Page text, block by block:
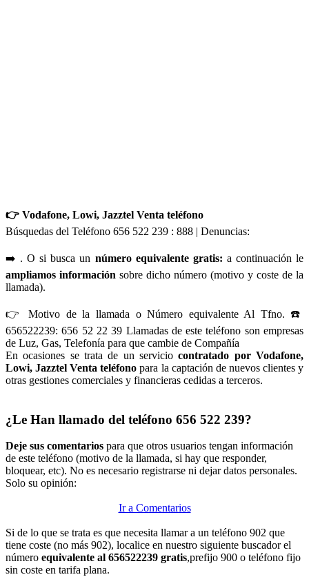
👉 Vodafone, Lowi, Jazztel Venta teléfono
Búsquedas del Teléfono 656 522 239 : 888 | Denuncias:
➡️ . O si busca un número equivalente gratis: a continuación le
ampliamos información sobre dicho número (motivo y coste de la
llamada).
👉 Motivo de la llamada o Número equivalente Al Tfno. ☎️
656522239: 656 52 22 39 Llamadas de este teléfono son empresas
de Luz, Gas, Telefonía para que cambie de Compañía
En ocasiones se trata de un serviciocontratado por Vodafone,
Lowi, Jazztel Venta teléfonopara la captación de nuevos clientes y
otras gestiones comerciales y financieras cedidas a terceros.
¿Le Han llamado del teléfono 656 522 239?
Deje sus comentarios para que otros usuarios tengan información
de este teléfono (motivo de la llamada, si hay que responder,
bloquear, etc). No es necesario registrarse ni dejar datos personales.
Solo su opinión:
Ir a Comentarios
Si de lo que se trata es que necesita llamar a un teléfono 902 que
tiene coste (no más 902), localice en nuestro siguiente buscador el
número equivalente al 656522239 gratis,prefijo 900 o teléfono fijo
sin coste en tarifa plana.